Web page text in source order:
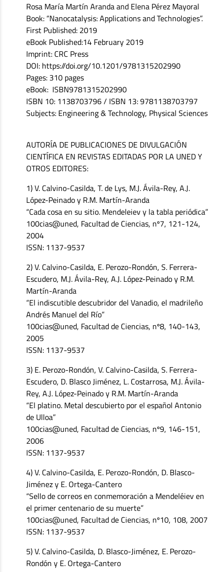
Rosa María Martín Aranda and Elena Pérez Mayoral
Book: “Nanocatalysis: Applications and Technologies”.
First Published: 2019
eBook Published:14 February 2019
Imprint: CRC Press
DOI: https://doi.org/10.1201/9781315202990
Pages: 310 pages
eBook: ISBN9781315202990
ISBN 10: 1138703796 / ISBN 13: 9781138703797
Subjects: Engineering & Technology, Physical Sciences
AUTORÍA DE PUBLICACIONES DE DIVULGACIÓN
CIENTÍFICA EN REVISTAS EDITADAS POR LA UNED Y
OTROS EDITORES:
1) V. Calvino-Casilda, T. de Lys, M.J. Ávila-Rey, A.J.
López-Peinado y R.M. Martín-Aranda
“Cada cosa en su sitio. Mendeleiev y la tabla periódica”
100cias@uned, Facultad de Ciencias, nº7, 121-124,
2004
ISSN: 1137-9537
2) V. Calvino-Casilda, E. Perozo-Rondón, S. Ferrera-
Escudero, M.J. Ávila-Rey, A.J. López-Peinado y R.M.
Martín-Aranda
“El indiscutible descubridor del Vanadio, el madrileño
Andrés Manuel del Río”
100cias@uned, Facultad de Ciencias, nº8, 140-143,
2005
ISSN: 1137-9537
3) E. Perozo-Rondón, V. Calvino-Casilda, S. Ferrera-
Escudero, D. Blasco Jiménez, L. Costarrosa, M.J. Ávila-
Rey, A.J. López-Peinado y R.M. Martín-Aranda
“El platino. Metal descubierto por el español Antonio
de Ulloa”
100cias@uned, Facultad de Ciencias, nº9, 146-151,
2006
ISSN: 1137-9537
4) V. Calvino-Casilda, E. Perozo-Rondón, D. Blasco-
Jiménez y E. Ortega-Cantero
“Sello de correos en conmemoración a Mendeléiev en
el primer centenario de su muerte”
100cias@uned, Facultad de Ciencias, nº10, 108, 2007
ISSN: 1137-9537
5) V. Calvino-Casilda, D. Blasco-Jiménez, E. Perozo-
Rondón y E. Ortega-Cantero